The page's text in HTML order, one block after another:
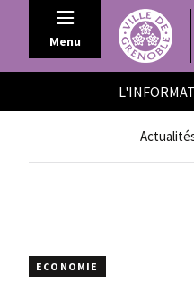
Panneau de gestion des cookies
Menu
ECONOMIE